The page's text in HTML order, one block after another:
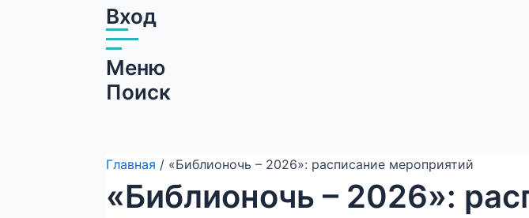
Вход
Меню
Поиск
Главная / «Библионочь – 2026»: расписание мероприятий
«Библионочь – 2026»: